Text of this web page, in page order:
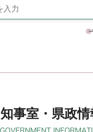
知事室・県政情